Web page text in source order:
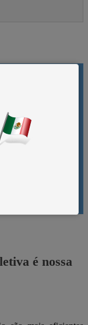
fica de fora.
é nossa